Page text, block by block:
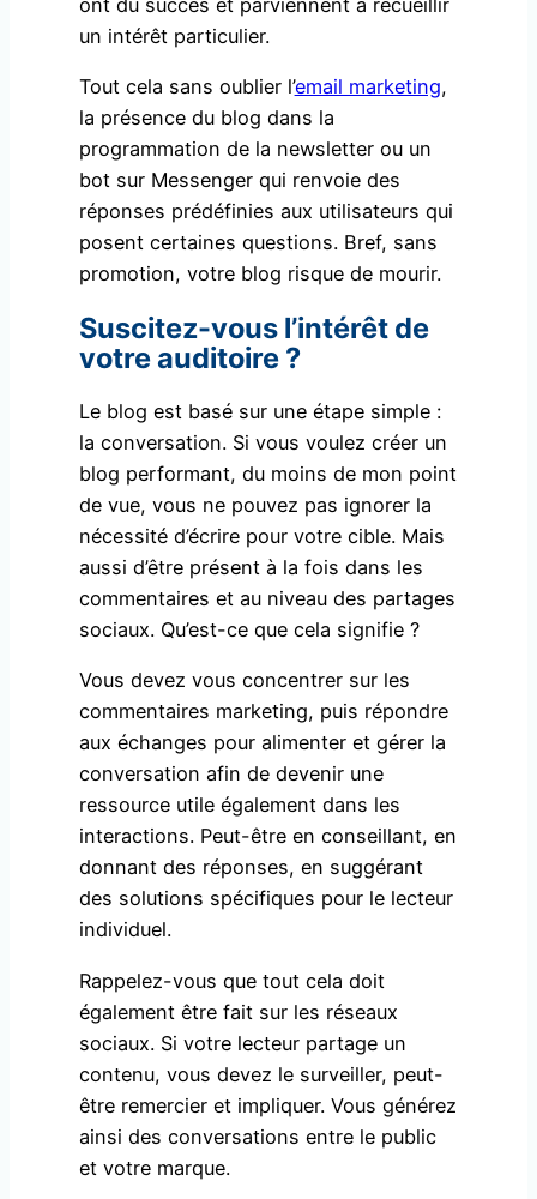
un intérêt particulier.
Tout cela sans oublier l’email marketing,
la présence du blog dans la
programmation de la newsletter ou un
bot sur Messenger qui renvoie des
réponses prédéfinies aux utilisateurs qui
posent certaines questions. Bref, sans
promotion, votre blog risque de mourir.
Suscitez-vous l’intérêt de
votre auditoire ?
Le blog est basé sur une étape simple :
la conversation. Si vous voulez créer un
blog performant, du moins de mon point
de vue, vous ne pouvez pas ignorer la
nécessité d’écrire pour votre cible. Mais
aussi d’être présent à la fois dans les
commentaires et au niveau des partages
sociaux. Qu’est-ce que cela signifie ?
Vous devez vous concentrer sur les
commentaires marketing, puis répondre
aux échanges pour alimenter et gérer la
conversation afin de devenir une
ressource utile également dans les
interactions. Peut-être en conseillant, en
donnant des réponses, en suggérant
des solutions spécifiques pour le lecteur
individuel.
Rappelez-vous que tout cela doit
également être fait sur les réseaux
sociaux. Si votre lecteur partage un
contenu, vous devez le surveiller, peut-
être remercier et impliquer. Vous générez
ainsi des conversations entre le public
et votre marque.